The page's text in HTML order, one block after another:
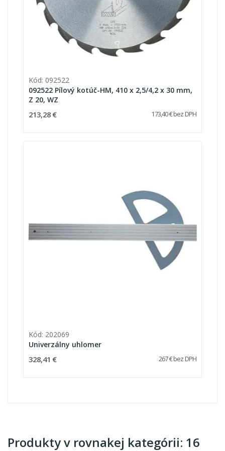
Kód: 092522
092522 Pílový kotúč-HM, 410 x 2,5/4,2 x 30 mm,
Z 20, WZ
213,28 € 173,40 € bez DPH
Kód: 202069
Univerzálny uhlomer
328,41 € 267 € bez DPH
Produkty v rovnakej kategórii: 16